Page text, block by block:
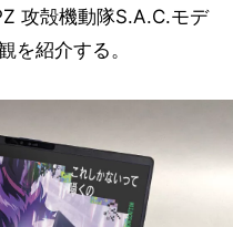
攻殻機動隊S.A.C.モデ
を紹介する。